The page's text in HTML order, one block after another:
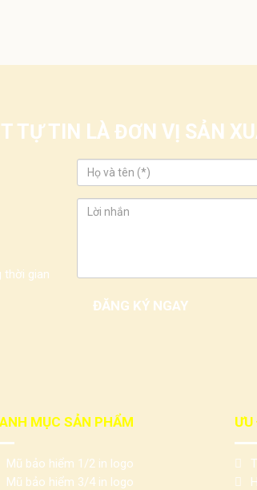
TỰ TIN LÀ ĐƠN VỊ SẢN
thời gian
MỤC SẢN PHẨM
Mũ bảo hiểm 1/2 in logo
Mũ bảo hiểm 3/4 in logo